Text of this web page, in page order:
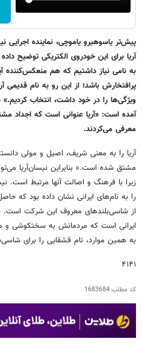
پیش‌تر یاسوهیرو یاموچی، نماینده اجرایی
آریا برای این خودروی الکتریکی توضیح
به نامی نیاز داشتیم که هم
پرافتخارش باشد؛ از این رو به نام قدیمی
ویژگی‌ها را در خود داشت، انتخاب کردیم.»
آمده است: «آریا عنوانی است که اجداد
معرفی می‌کردند.
آریا را به معنی شریف، اصیل و مولی
مشتق شده است.» بنابراین نیسان‌آریا
زیرا با فرهنگ و اصالت آنها مرتبط است.
را به نام‌های ایرانی نشان داده بود که
از شاسی‌بلندهای معروف این شرکت است.
ایرانی است که مردمانش به سختکوشی و
به همین موارد، نام قشقایی را برای
۴۱۴۱
کد مطلب1683684